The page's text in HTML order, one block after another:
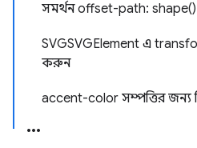
সমর্থন offset-path: shape()
SVGSVGElement এ
করুন
accent-color সম্পত্তির জন্য